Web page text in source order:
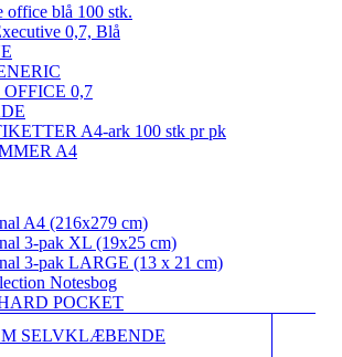
office blå 100 stk.
0,7, Blå
0,7
A4-ark 100 stk pr pk
A4
A4 (216x279 cm)
3-pak XL (19x25 cm)
3-pak LARGE (13 x 21 cm)
Notesbog
POCKET
SELVKLÆBENDE